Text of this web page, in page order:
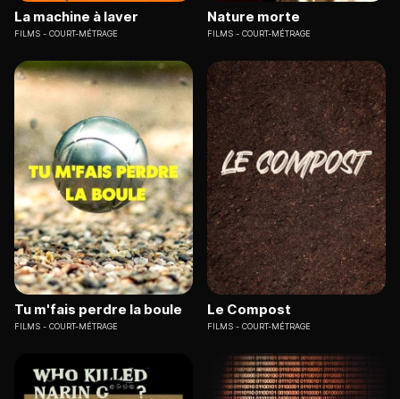
La machine à laver
FILMS COURT-MÉTRAGE
Nature morte
FILMS COURT-MÉTRAGE
Tu m'fais perdre la boule
FILMS COURT-MÉTRAGE
Le Compost
FILMS COURT-MÉTRAGE